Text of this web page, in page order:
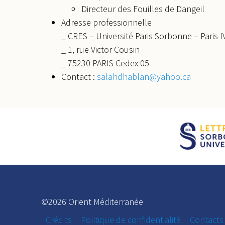
Directeur des Fouilles de Dangeil
Adresse professionnelle
_ CRES – Université Paris Sorbonne – Paris
_ 1, rue Victor Cousin
_ 75230 PARIS Cedex 05
Contact : salahdhablan@yahoo.ca
©2026 Orient Méditerranée
Crédits
Politique de confidentialité Contacts